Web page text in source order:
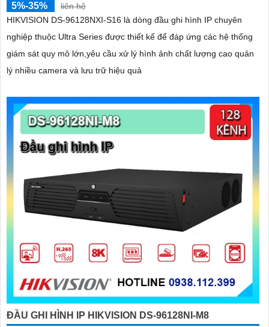
5%-35%
liên hệ
HIKVISION DS‑96128NXI‑S16 là dòng đầu ghi hình IP chuyên
nghiệp thuộc Ultra Series được thiết kế để đáp ứng các hệ thống
giám sát quy mô lớn,yêu cầu xử lý hình ảnh chất lượng cao quản
lý nhiều camera và lưu trữ hiệu quả
ĐẦU GHI HÌNH IP HIKVISION DS-96128NI-M8